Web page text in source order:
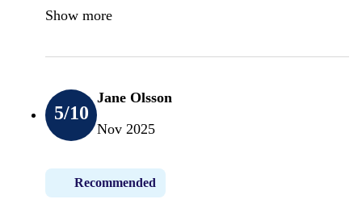
Show more
5/10
Jane Olsson
Nov 2025
Recommended